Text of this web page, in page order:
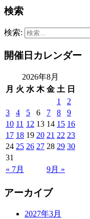
検索
検索:
開催日カレンダー
2026年8月
月 火 水 木 金 土 日
« 7月 9月 »
1
2
3
4 5 6 7 8
9
10 11 12 13 14 15 16
17 18 19 20 21 22 23
24 25 26 27 28 29 30
31
アーカイブ
2027年3月